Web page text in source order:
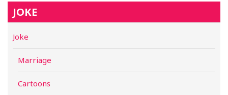
JOKE
Joke
Marriage
Cartoons